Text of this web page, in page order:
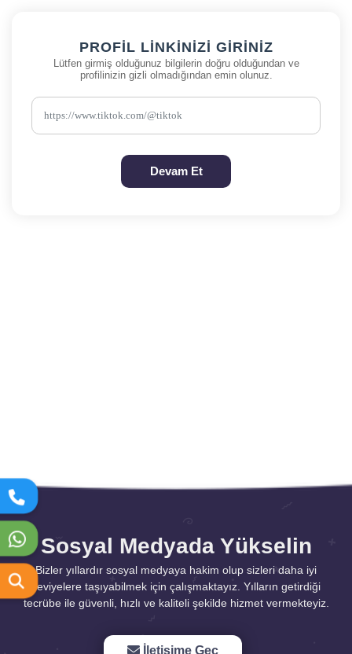
PROFIL LINKINIZI GIRINIZ
Lütfen girmiş olduğunuz bilgilerin doğru olduğundan ve
profilinizin gizli olmadığından emin olunuz.
Devam Et
Sosyal Medyada Yükselin
Bizler yıllardır sosyal medyaya hakim olup sizleri daha iyi
seviyelere taşıyabilmek için çalışmaktayız. Yılların getirdiği
tecrübe ile güvenli, hızlı ve kaliteli şekilde hizmet vermekteyiz.
İletişime Geç